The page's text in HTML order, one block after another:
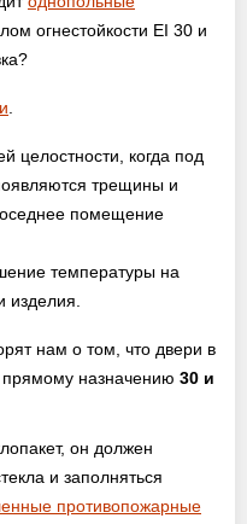
огнестойкости EI 30 и
.
целостности, когда под
трещины и
помещение
температуры на
изделия.
нам о том, что двери в
прямому назначению 30 и
он должен
и заполняться
противопожарные